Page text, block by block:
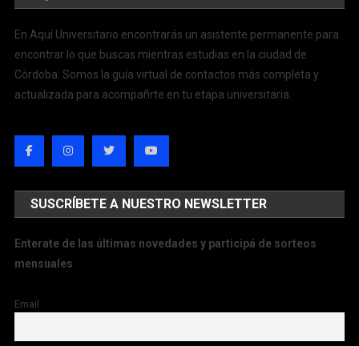
En Aquí Universitario encontrarás un asistente permanente para
encontrar lo que buscas mientras estudias en la ciudad de
Córdoba. Somos la guía virtual de contactos más completa y
actualizada para acompañrte en tu etapa universitaria.
SUSCRÍBETE A NUESTRO NEWSLETTER
Enterate de las últimas novedades y participá de sorteos
mensuales
Email